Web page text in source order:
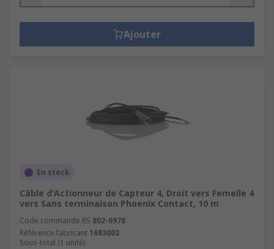
Ajouter
En stock
Câble d'Actionneur de Capteur 4, Droit vers Femelle 4
vers Sans terminaison Phoenix Contact, 10 m
Code commande RS 802-6978
Référence fabricant 1683002
Sous-total (1 unité)